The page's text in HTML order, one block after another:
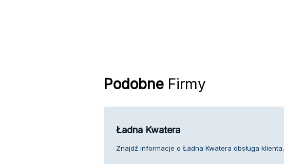
PodobneFirmy
Ładna Kwatera
Znajdź informacje o Ładna Kwatera obsługa klienta.